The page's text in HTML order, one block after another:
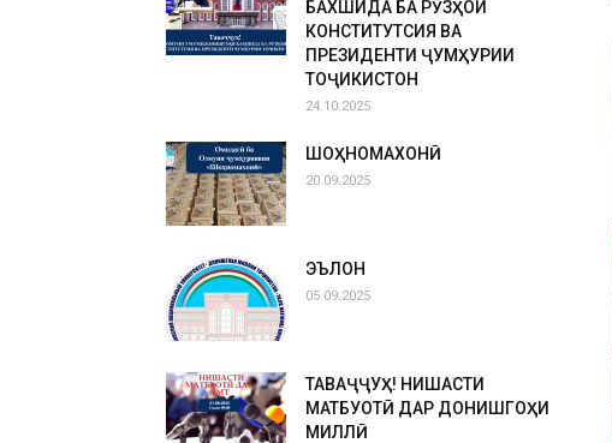
БАХШИДА БА РӮЗҲОИ
КОНСТИТУТСИЯ ВА
ПРЕЗИДЕНТИ ҶУМҲУРИИ
ТОҶИКИСТОН
24.10.2025
ШОҲНОМАХОНӢ
20.09.2025
ЭЪЛОН
05.09.2025
ТАВАҶҶУҲ! НИШАСТИ
МАТБУОТӢ ДАР ДОНИШГОҲИ
МИЛЛӢ